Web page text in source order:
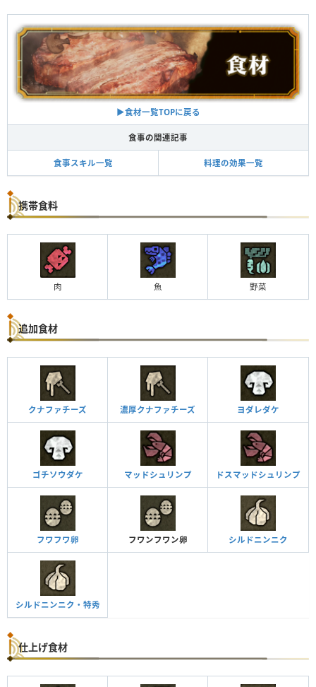
▶︎食材一覧TOPに戻る
食事の関連記事
食事スキル一覧 料理の効果一覧
携帯食料
肉 魚 野菜
追加食材
クナファチーズ 濃厚クナファチーズ ヨダレダケ
ゴチソウダケ マッドシュリンプ ドスマッドシュリンプ
フワフワ卵 フワンフワン卵 シルドニンニク
シルドニンニク・特秀
仕上げ食材